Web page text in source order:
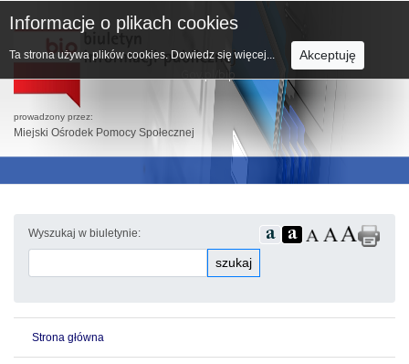
prowadzony przez:
Miejski Ośrodek Pomocy Społecznej
Wyszukaj w biuletynie:
szukaj
Strona główna
Informacje o plikach cookies
Ta strona używa plików cookies. Dowiedz się więcej... Akceptuję